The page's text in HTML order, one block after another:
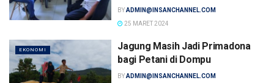
BYADMIN@INSANCHANNEL.COM
25 MARET 2024
EKONOMI
Jagung Masih Jadi Primadona
bagi Petani di Dompu
BYADMIN@INSANCHANNEL.COM